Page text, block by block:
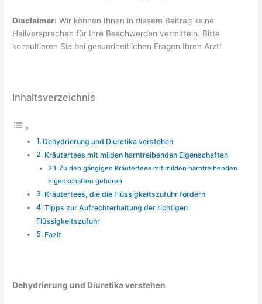
Disclaimer: Wir können Ihnen in diesem Beitrag keine
Heilversprechen für Ihre Beschwerden vermitteln. Bitte
konsultieren Sie bei gesundheitlichen Fragen Ihren Arzt!
Inhaltsverzeichnis
Dehydrierung und Diuretika verstehen
Kräutertees mit milden harntreibenden Eigenschaften
Zu den gängigen Kräutertees mit milden harntreibenden
Eigenschaften gehören
Kräutertees, die die Flüssigkeitszufuhr fördern
Tipps zur Aufrechterhaltung der richtigen
Flüssigkeitszufuhr
Fazit
Dehydrierung und Diuretika verstehen